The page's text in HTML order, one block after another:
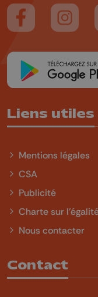
Suivez-nous sur
Suivez-
Liens utiles
Mentions légales
CSA
Publicité
Charte sur
Nous contacter
Contact